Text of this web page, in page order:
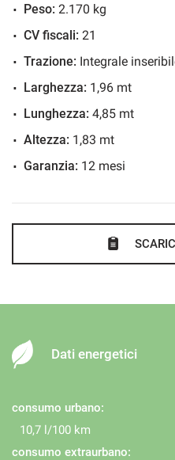
Interni in pelle
Riconoscimento dei segnali
Sensore di luce
Sensore di pioggia
Servosterzo
Navigatore satellitare
Peso: 2.170 kg
CV fiscali: 21
Trazione: Integrale
Larghezza: 1,96 mt
Lunghezza: 4,85 mt
Altezza: 1,83 mt
Garanzia: 12 mesi
Dati energetici
consumo urbano:
10,7 l/100 km
consumo extraurbano: